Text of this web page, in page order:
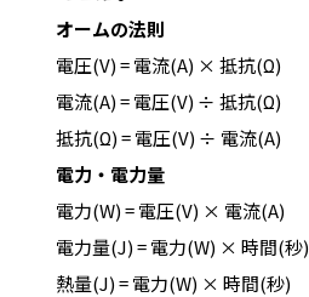
オームの法則
電圧(V)=電流(A) × 抵抗(Ω)
電流(A)=電圧(V) ÷ 抵抗(Ω)
抵抗(Ω)=電圧(V) ÷ 電流(A)
電力・電力量
電力(W)=電圧(V) × 電流(A)
電力量(J)=電力(W) × 時間(秒)
熱量(J)=電力(W) × 時間(秒)